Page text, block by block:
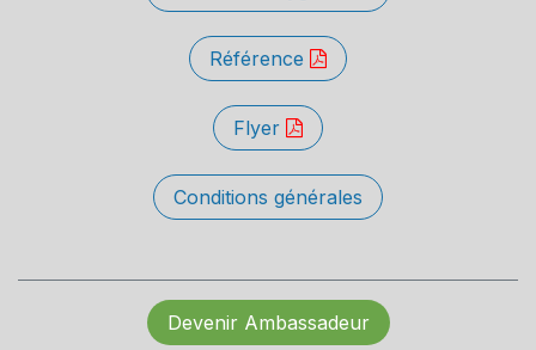
Référence
Flyer
Conditions générales
Devenir Ambassadeur